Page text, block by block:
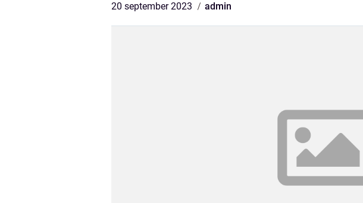
20 september 2023 admin